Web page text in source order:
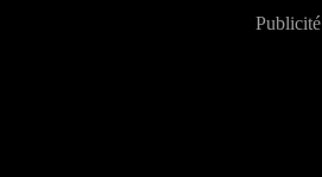
Publicité